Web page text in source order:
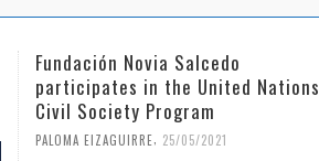
Fundación Novia Salcedo
participates in the United Nations
Civil Society Program
PALOMA EIZAGUIRRE 25/05/2021